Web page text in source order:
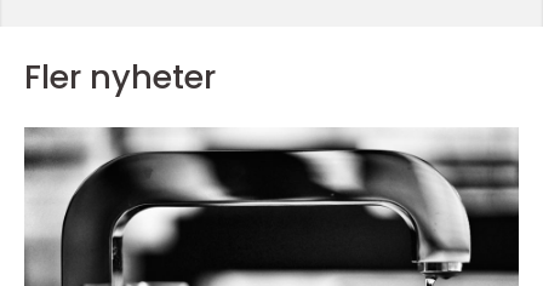
Fler nyheter